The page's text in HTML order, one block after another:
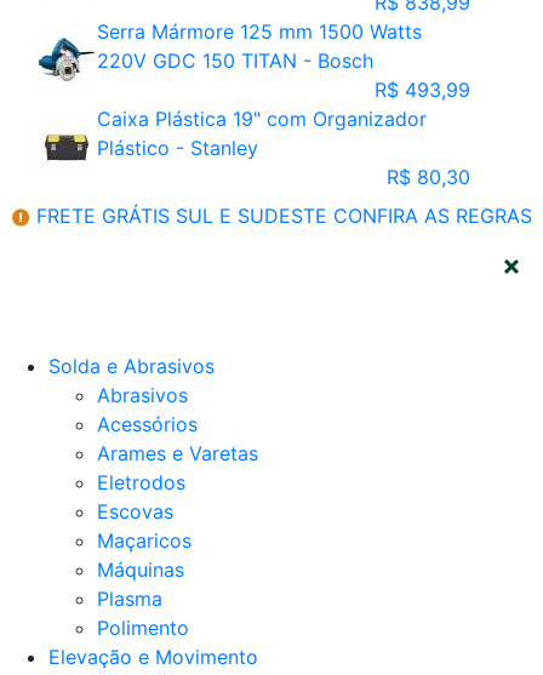
Serra Mármore 125 mm 1500 Watts
220V GDC 150 TITAN - Bosch
R$ 493,99
Caixa Plástica 19" com Organizador
Plástico - Stanley
R$ 80,30
FRETE GRÁTIS SUL E SUDESTE CONFIRA AS REGRAS
Solda e Abrasivos
Abrasivos
Acessórios
Arames e Varetas
Eletrodos
Escovas
Maçaricos
Máquinas
Plasma
Polimento
Elevação e Movimento